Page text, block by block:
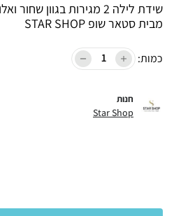
מבית סטאר שופ STAR SHOP
כמות:
חנות
Star Shop